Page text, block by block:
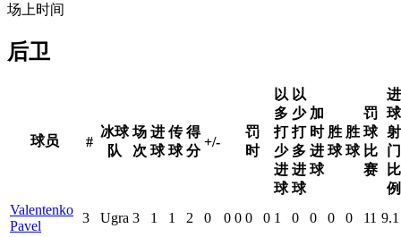
场上时间
后卫
球员 #
冰球
队
场
次
进
球
传
球
得
分
+/-
罚
时
以
多
打
少
进
球
以
少
打
多
进
球
加
时
进
球
胜
球
胜
球
罚
球
比
赛
进
球
射
门
比
例
Valentenko
Pavel
3 Ugra 3 1 1 2 0 0 0 0 0 1 0 0 0 0 11 9.1